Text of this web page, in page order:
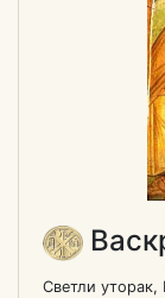
Светли уторак,